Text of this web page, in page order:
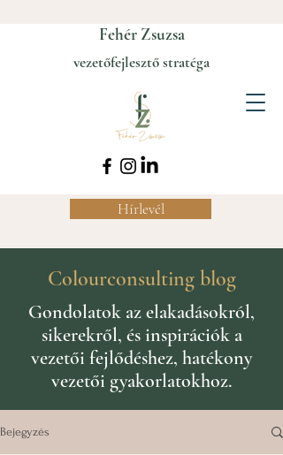
Fehér Zsuzsa
vezetőfejlesztő stratéga
Hírlevél
Colourconsulting blog
Gondolatok az elakadásokról,
sikerekről, és inspirációk a
vezetői fejlődéshez, hatékony
vezetői gyakorlatokhoz.
Bejegyzés